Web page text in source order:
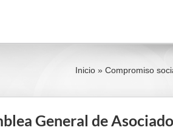
Inicio » Compromiso
General de